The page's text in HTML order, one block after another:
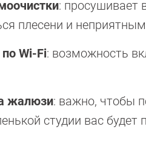
: просушивает
плесени и
Wi-Fi: возможность
жалюзи: важно, чтобы
студии вас будет